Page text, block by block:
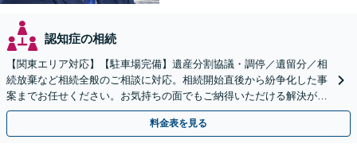
認知症の相続
【関東エリア対応】【駐車場完備】遺産分割協議・調停／遺留分／相
続放棄など相続全般のご相談に対応。相続開始直後から紛争化した事
案までお任せください。お気持ちの面でもご納得いただける解決がで
きるよう粘り強く対応いたします【休日・夜間対応可】
料金表を見る